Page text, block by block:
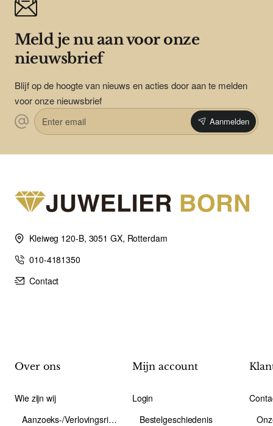
Meld je nu aan voor onze
nieuwsbrief
Blijf op de hoogte van nieuws en acties door aan te melden
voor onze nieuwsbrief
Enter
email
Aanmelden
Kleiweg 120-B, 3051 GX, Rotterdam
010-4181350
Contact
Over ons
Wie zijn wij
Aanzoeks-/Verlovingsring
Mijn account
Login
Bestelgeschiedenis